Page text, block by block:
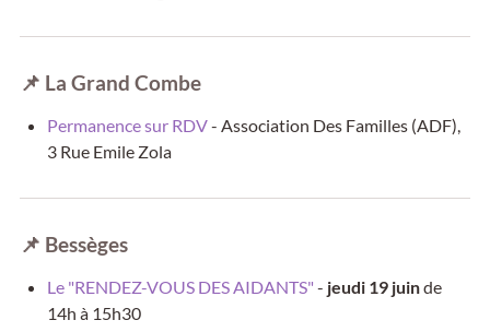
📌 La Grand Combe
Permanence sur RDV- Association Des Familles (ADF),
3 Rue Emile Zola
📌 Bessèges
Le "RENDEZ-VOUS DES AIDANTS" - jeudi 19 juinde
14h à 15h30